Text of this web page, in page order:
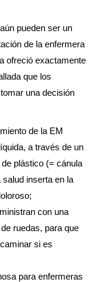
pueden ser un
de la enfermera
ofreció exactamente
que los
una decisión
de la EM
a través de un
plástico (= cánula
salud inserta en la
con una
ruedas, para que
si es
para enfermeras